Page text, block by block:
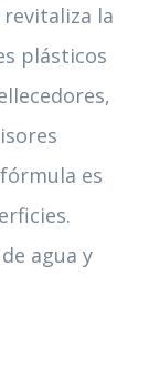
la
plásticos
es
agua y